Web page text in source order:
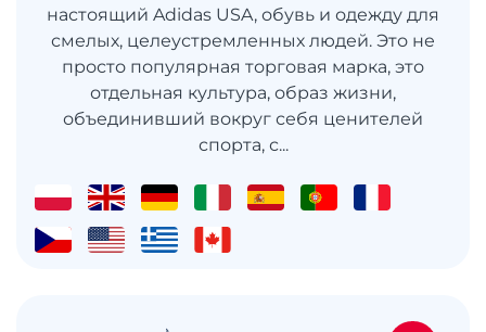
настоящий Adidas USA, обувь и одежду для
смелых, целеустремленных людей. Это не
просто популярная торговая марка, это
отдельная культура, образ жизни,
объединивший вокруг себя ценителей
спорта, с...